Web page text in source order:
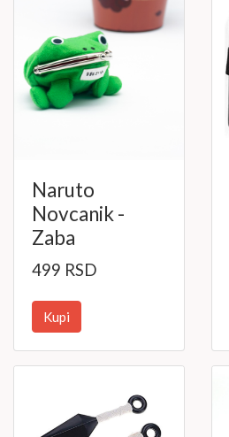
Naruto
Novcanik -
Zaba
499 RSD
Kupi